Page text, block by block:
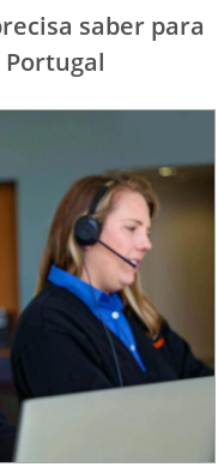
saber para